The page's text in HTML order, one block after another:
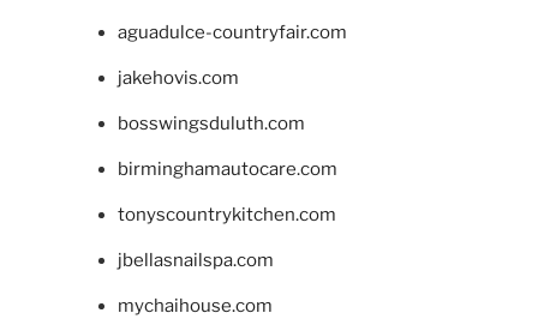
aguadulce-countryfair.com
jakehovis.com
bosswingsduluth.com
birminghamautocare.com
tonyscountrykitchen.com
jbellasnailspa.com
mychaihouse.com